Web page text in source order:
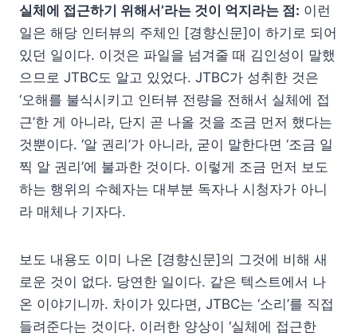
실체에 접근하기 위해서’라는 것이 억지라는 점: 이런
일은 해당 인터뷰의 주체인 [경향신문]이 하기로 되어
있던 일이다. 이것은 파일을 넘겨줄 때 김인성이 말했
으므로 JTBC도 알고 있었다. JTBC가 성취한 것은
‘오해를 불식시키고 인터뷰 전량을 전해서 실체에 접
근’한 게 아니라, 단지 곧 나올 것을 조금 먼저 했다는
것뿐이다. ‘알 권리’가 아니라, 굳이 말한다면 ‘조금 일
찍 알 권리’에 불과한 것이다. 이렇게 조금 먼저 보도
하는 행위의 수혜자는 대부분 독자나 시청자가 아니
라 매체나 기자다.
보도 내용도 이미 나온 [경향신문]의 그것에 비해 새
로운 것이 없다. 당연한 일이다. 같은 텍스트에서 나
온 이야기니까. 차이가 있다면, JTBC는 ‘소리’를 직접
들려준다는 것이다. 이러한 양상이 ‘실체에 접근한